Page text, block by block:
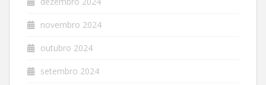
novembro 2024
outubro 2024
setembro 2024